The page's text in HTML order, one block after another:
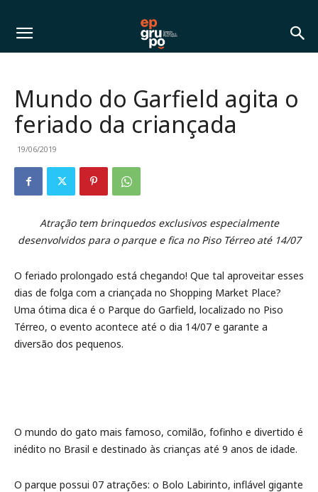
Mundo do Garfield agita o
feriado da criançada
19/06/2019
Atração tem brinquedos exclusivos especialmente
desenvolvidos para o parque e fica no Piso Térreo até 14/07
O feriado prolongado está chegando! Que tal aproveitar esses
dias de folga com a criançada no Shopping Market Place?
Uma ótima dica é o Parque do Garfield, localizado no Piso
Térreo, o evento acontece até o dia 14/07 e garante a
diversão dos pequenos.
O mundo do gato mais famoso, comilão, fofinho e divertido é
inédito no Brasil e destinado às crianças até 9 anos de idade.
O parque possui 07 atrações: o Bolo Labirinto, inflável gigante